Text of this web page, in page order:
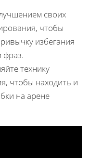
своих
чтобы
избегания
фраз.
технику
чтобы находить и
на арене